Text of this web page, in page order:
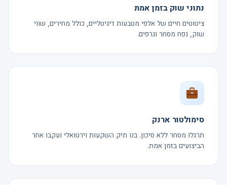
נתוני שוק בזמן אמת
ציטוטים חיים של אלפי מטבעות דיגיטליים, כולל מחירים, שווי
שוק, נפח מסחר וגרפים.
סימולטור ארנק
תרגלו מסחר ללא סיכון. בנו תיק השקעות וירטואלי ועקבו אחר
הביצועים בזמן אמת.